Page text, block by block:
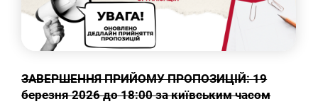
ЗАВЕРШЕННЯ ПРИЙОМУ ПРОПОЗИЦІЙ: 19
березня 2026 до 18:00 за київським часом